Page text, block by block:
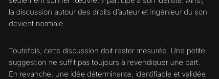
la discussion autour des droits d’auteur et ingénieur du son
devient normale.
Toutefois, cette discussion doit rester mesurée. Une petite
suggestion ne suffit pas toujours à revendiquer une part.
En revanche, une idée déterminante, identifiable et validée